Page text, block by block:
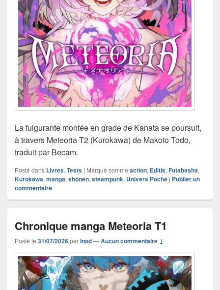
La fulgurante montée en grade de Kanata se poursuit,
à travers Meteoria T2 (Kurokawa) de Makoto Todo,
traduit par Becam.
Posté dans Livres, Tests | Marqué comme action, Editis, Futabasha,
Kurokawa, manga, shônen, steampunk, Univers Poche | Publier un
commentaire
Chronique manga Meteoria T1
Posté le 31/07/2026parInod—Aucun commentaire ↓